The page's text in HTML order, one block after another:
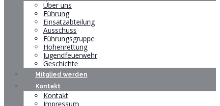
Über uns
Führung
Einsatzabteilung
Ausschuss
Führungsgruppe
Höhenrettung
Jugendfeuerwehr
Geschichte
Mitglied werden
Kontakt
Kontakt
Impressum